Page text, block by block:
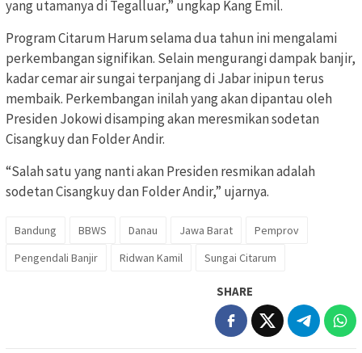
yang utamanya di Tegalluar,” ungkap Kang Emil.
Program Citarum Harum selama dua tahun ini mengalami
perkembangan signifikan. Selain mengurangi dampak banjir,
kadar cemar air sungai terpanjang di Jabar inipun terus
membaik. Perkembangan inilah yang akan dipantau oleh
Presiden Jokowi disamping akan meresmikan sodetan
Cisangkuy dan Folder Andir.
“Salah satu yang nanti akan Presiden resmikan adalah
sodetan Cisangkuy dan Folder Andir,” ujarnya.
Bandung BBWS Danau Jawa Barat
Pemprov
Pengendali Banjir
Ridwan Kamil Sungai Citarum
SHARE